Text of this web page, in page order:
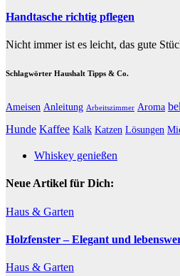
Handtasche richtig pflegen
Nicht immer ist es leicht, das gute
Schlagwörter Haushalt Tipps & Co.
Ameisen Anleitung Arbeitszimmer Aroma
Hunde Kaffee Kalk Katzen Lösungen
Whiskey genießen
Neue Artikel für Dich:
Haus & Garten
Holzfenster – Elegant und
Haus & Garten